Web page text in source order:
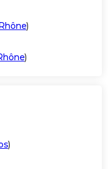
)
)
)